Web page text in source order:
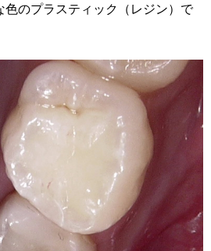
のプラスティック（レジン）で